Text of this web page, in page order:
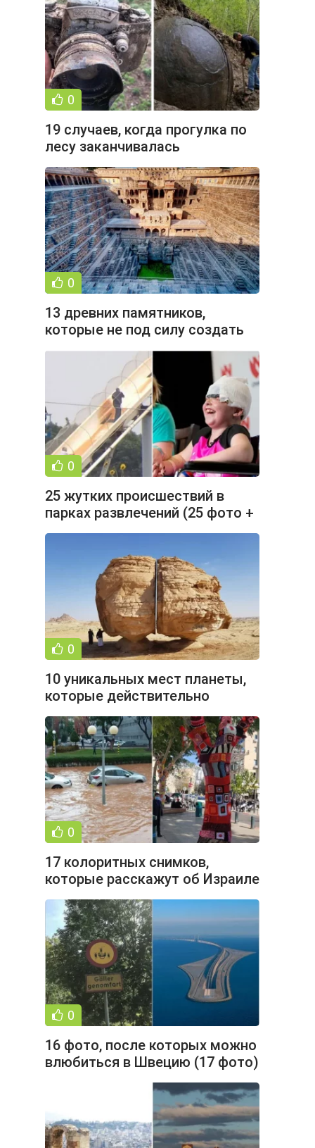
0
19 случаев, когда прогулка по
лесу заканчивалась
интересной находкой (20 фото)
0
13 древних памятников,
которые не под силу создать
современным строителям (14
0
25 жутких происшествий в
парках развлечений (25 фото +
1 видео)
0
10 уникальных мест планеты,
которые действительно
существуют (18 фото)
0
17 колоритных снимков,
которые расскажут об Израиле
лучше путеводителей (18 фото)
0
16 фото, после которых можно
влюбиться в Швецию (17 фото)